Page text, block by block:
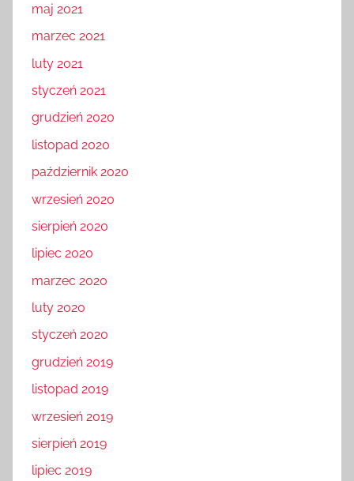
maj 2021
marzec 2021
luty 2021
styczeń 2021
grudzień 2020
listopad 2020
październik 2020
wrzesień 2020
sierpień 2020
lipiec 2020
marzec 2020
luty 2020
styczeń 2020
grudzień 2019
listopad 2019
wrzesień 2019
sierpień 2019
lipiec 2019